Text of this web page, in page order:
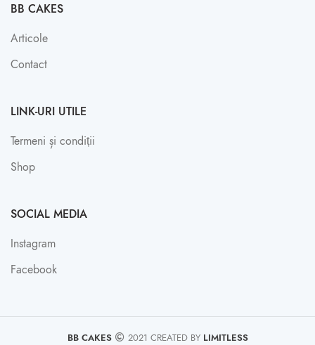
BB CAKES
Articole
Contact
LINK-URI UTILE
Termeni și condiții
Shop
SOCIAL MEDIA
Instagram
Facebook
BB CAKES 2021 CREATED BY LIMITLESS